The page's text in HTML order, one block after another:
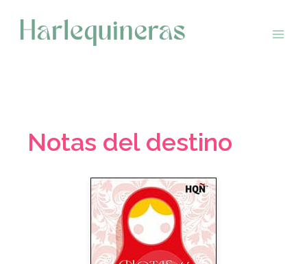
contenido
Notas del destino